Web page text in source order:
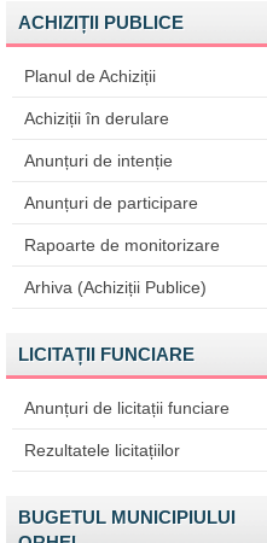
ACHIZIȚII PUBLICE
Planul de Achiziții
Achiziții în derulare
Anunțuri de intenție
Anunțuri de participare
Rapoarte de monitorizare
Arhiva (Achiziții Publice)
LICITAȚII FUNCIARE
Anunțuri de licitații funciare
Rezultatele licitațiilor
BUGETUL MUNICIPIULUI